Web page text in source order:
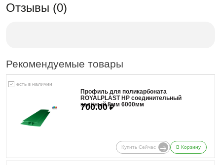
Отзывы (0)
Рекомендуемые товары
есть в наличии
Профиль для поликарбоната
ROYALPLAST HP соединительный
зелёный 8мм 6000мм
700.00₽
Купить Сейчас В Корзину